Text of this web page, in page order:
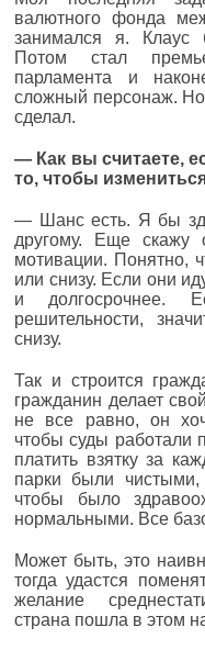
валютного фонда
занимался я. Клаус
Потом стал
парламента и
сложный персонаж. Но
сделал.
— Как вы считаете,
то, чтобы
— Шанс есть. Я бы
другому. Еще
мотивации. Понятно,
или снизу. Если они
и долгосрочнее.
решительности,
снизу.
Так и строится
гражданин делает
не все равно, он
чтобы суды работали
платить взятку за
парки были
чтобы было
нормальными. Все
Может быть, это
тогда удастся
желание
страна пошла в этом